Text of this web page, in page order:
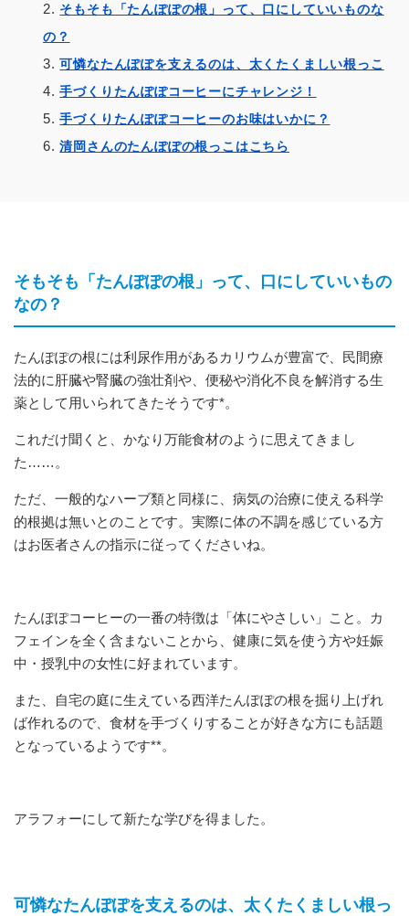
そもそも「たんぽぽの根」って、口にしていいものな
の？
可憐なたんぽぽを支えるのは、太くたくましい根っこ
手づくりたんぽぽコーヒーにチャレンジ！
手づくりたんぽぽコーヒーのお味はいかに？
清岡さんのたんぽぽの根っこはこちら
そもそも「たんぽぽの根」って、口にしていいもの
なの？
たんぽぽの根には利尿作用があるカリウムが豊富で、民間療
法的に肝臓や腎臓の強壮剤や、便秘や消化不良を解消する生
薬として用いられてきたそうです*。
これだけ聞くと、かなり万能食材のように思えてきまし
た……。
ただ、一般的なハーブ類と同様に、病気の治療に使える科学
的根拠は無いとのことです。実際に体の不調を感じている方
はお医者さんの指示に従ってくださいね。
たんぽぽコーヒーの一番の特徴は「体にやさしい」こと。カ
フェインを全く含まないことから、健康に気を使う方や妊娠
中・授乳中の女性に好まれています。
また、自宅の庭に生えている西洋たんぽぽの根を掘り上げれ
ば作れるので、食材を手づくりすることが好きな方にも話題
となっているようです**。
アラフォーにして新たな学びを得ました。
可憐なたんぽぽを支えるのは、太くたくましい根っ